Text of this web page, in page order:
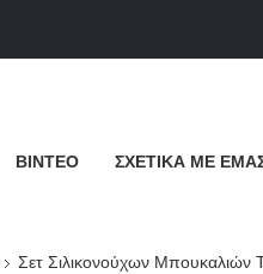
ΒΊΝΤΕΟ ΣΧΕΤΙΚΆ ΜΕ
Σετ Σιλικονούχων Μπουκαλιών